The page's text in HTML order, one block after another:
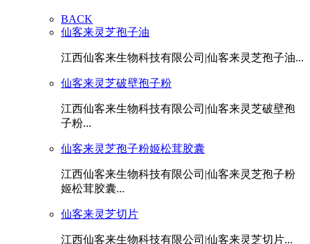
BACK
仙客来灵芝孢子油
江西仙客来生物科技有限公司|仙客来灵芝孢子油...
仙客来灵芝破壁孢子粉
江西仙客来生物科技有限公司|仙客来灵芝破壁孢
子粉...
仙客来灵芝孢子粉姬松茸胶囊
江西仙客来生物科技有限公司|仙客来灵芝孢子粉
姬松茸胶囊...
仙客来灵芝切片
江西仙客来生物科技有限公司|仙客来灵芝切片...